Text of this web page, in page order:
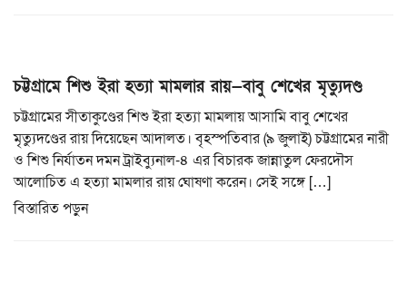
চট্টগ্রামে শিশু ইরা হত্যা মামলার রায়—বাবু শেখের মৃত্যুদণ্ড
চট্টগ্রামের সীতাকুণ্ডের শিশু ইরা হত্যা মামলায় আসামি বাবু শেখের
মৃত্যুদণ্ডের রায় দিয়েছেন আদালত। বৃহস্পতিবার (৯ জুলাই) চট্টগ্রামের নারী
ও শিশু নির্যাতন দমন ট্রাইব্যুনাল-৪ এর বিচারক জান্নাতুল ফেরদৌস
আলোচিত এ হত্যা মামলার রায় ঘোষণা করেন। সেই সঙ্গে […]
বিস্তারিত পড়ুন